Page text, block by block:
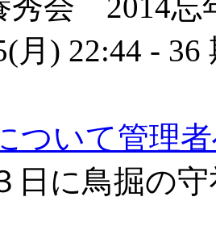
秀会 2014忘
月) 22:44 - 36
ついて管理
日に鳥掘の